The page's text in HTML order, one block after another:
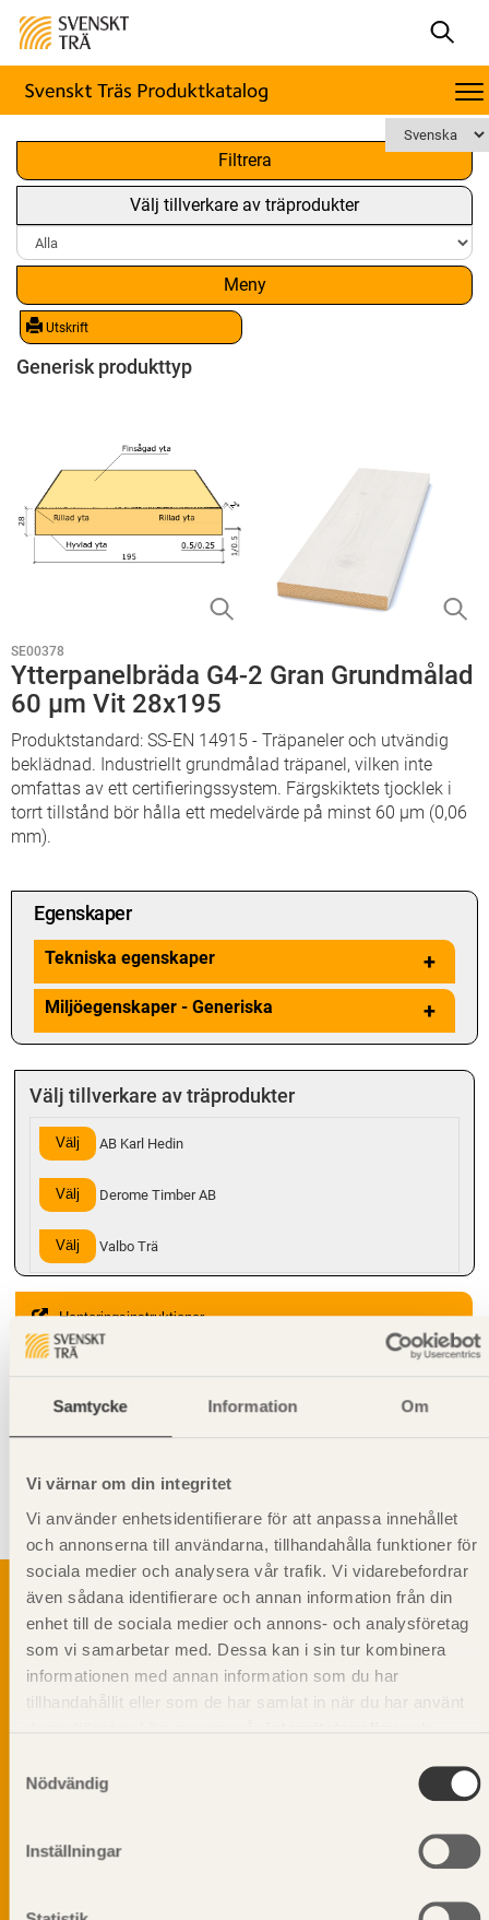
Samtycke Information Om
Vi värnar om din integritet
Vi använder enhetsidentifierare för att anpassa innehållet
och annonserna till användarna, tillhandahålla funktioner för
sociala medier och analysera vår trafik. Vi vidarebefordrar
även sådana identifierare och annan information från din
enhet till de sociala medier och annons- och analysföretag
som vi samarbetar med. Dessa kan i sin tur kombinera
informationen med annan information som du har
tillhandahållit eller som de har samlat in när du har använt
Nödvändig
Inställningar
Filtrera
Välj tillverkare av träprodukter
Meny
Utskrift
x
Generisk produkttyp
SE00378
Ytterpanelbräda G4-2 Gran Grundmålad
60 µm Vit 28x195
Produktstandard: SS-EN 14915 - Träpaneler och utvändig
beklädnad. Industriellt grundmålad träpanel, vilken inte
omfattas av ett certifieringssystem. Färgskiktets tjocklek i
torrt tillstånd bör hålla ett medelvärde på minst 60 µm (0,06
mm).
Egenskaper
Tekniska egenskaper +
Miljöegenskaper - Generiska +
Välj tillverkare av träprodukter
Välj AB Karl Hedin
Välj Derome Timber AB
Välj Valbo Trä
Hanteringsinstruktioner
Svenskt Trä-id:SE00378
Gäller från och med:2024-10-14
Kompletterande information
Svenskt Träs Produktkatalog är svensk
sågverksnärings digitala produktkatalog för att
beskriva träprodukter och deras unika
Dela på